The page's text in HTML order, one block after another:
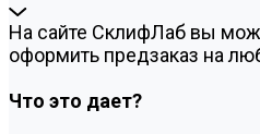
На сайте СклифЛаб вы
оформить предзаказ на
Что это дает?